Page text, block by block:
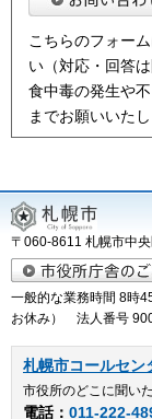
こちらのフォー
い（対応・回答
食中毒の発生や
までお願いいたし
〒060-8611 札幌市中
一般的な業務時間 8時
お休み） 法人番号
札幌市コールセン
市役所のどこに聞い
電話： 011-222-